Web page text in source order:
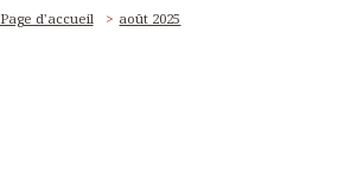
Page d'accueil août 2025